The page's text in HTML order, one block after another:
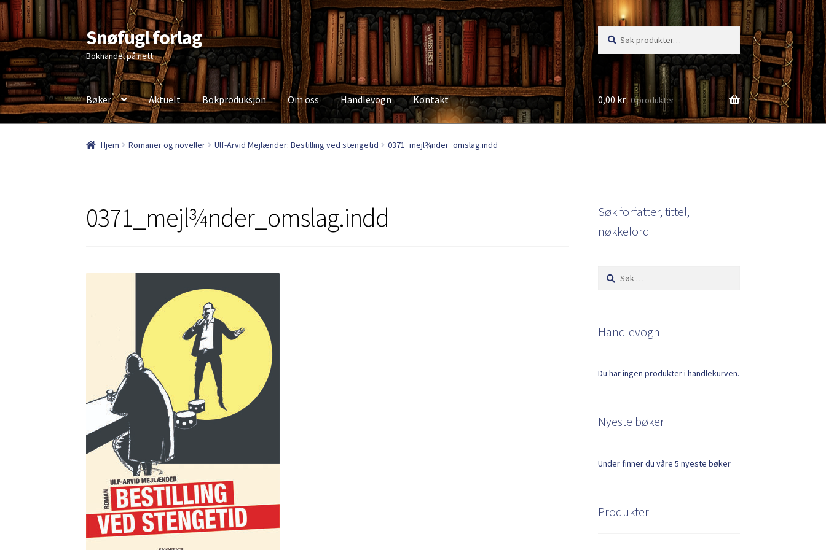
Hopp
til
navigasjon
Hopp
til
innhold
Snøfugl forlag
Bokhandel på nett
Søk
etter:
Søk
Bøker Aktuelt Bokproduksjon Om oss Handlevogn Kontakt
Hjem Aktuelt Antikvariske bøker Handlekurv Kasse Kategorier KjøpsvilkårKontakt Min side My Account
0,00 kr 0 produkter
Hjem Romaner og noveller Ulf-Arvid Mejlænder: Bestilling ved stengetid 0371_mejl¾nder_omslag.indd
0371_mejl¾nder_omslag.indd
Søk forfatter, tittel,
nøkkelord
Søk
etter:
Handlevogn
Du har ingen produkter i handlekurven.
Nyeste bøker
Under finner du våre 5 nyeste bøker
Produkter